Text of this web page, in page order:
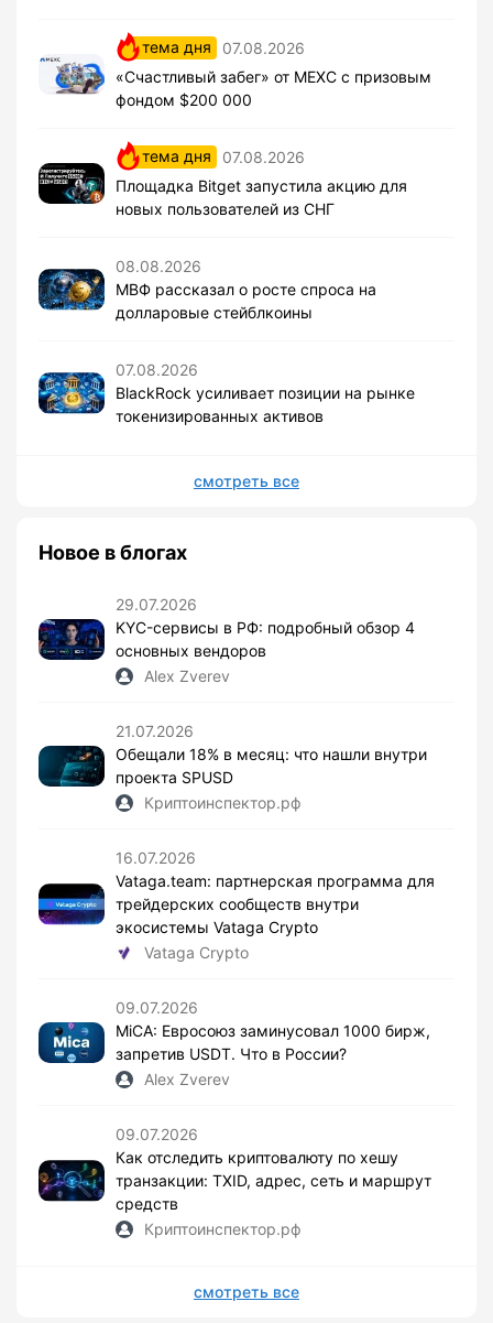
тема дня
07.08.2026
«Счастливый забег» от MEXC с призовым
фондом $200 000
тема дня
07.08.2026
Площадка Bitget запустила акцию для
новых пользователей из СНГ
08.08.2026
МВФ рассказал о росте спроса на
долларовые стейблкоины
07.08.2026
BlackRock усиливает позиции на рынке
токенизированных активов
смотреть все
Новое в блогах
29.07.2026
KYC-сервисы в РФ: подробный обзор 4
основных вендоров
Alex Zverev
21.07.2026
Обещали 18% в месяц: что нашли внутри
проекта SPUSD
Криптоинспектор.рф
16.07.2026
Vataga.team: партнерская программа для
трейдерских сообществ внутри
экосистемы Vataga Crypto
Vataga Crypto
09.07.2026
MiCA: Евросоюз заминусовал 1000 бирж,
запретив USDT. Что в России?
Alex Zverev
09.07.2026
Как отследить криптовалюту по хешу
транзакции: TXID, адрес, сеть и маршрут
средств
Криптоинспектор.рф
смотреть все